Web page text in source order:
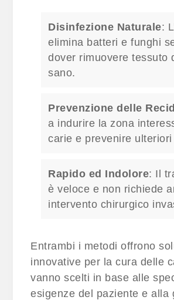
Disinfezione Naturale:
elimina batteri e funghi
dover rimuovere tessuto
sano.
Prevenzione delle
a indurire la zona
carie e prevenire
Rapido ed Indolore: Il
è veloce e non richiede
intervento chirurgico
Entrambi i metodi offrono
innovative per la cura delle
vanno scelti in base alle
esigenze del paziente e alla